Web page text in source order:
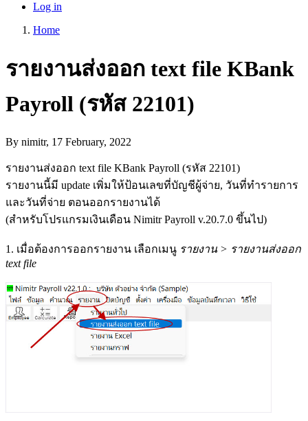
User
menu
Log in
Home
รายงานส่งออก text file KBank
Payroll (รหัส 22101)
By nimitr, 17 February, 2022
รายงานส่งออก text file KBank Payroll (รหัส 22101)
รายงานนี้มี update เพิ่มให้ป้อนเลขที่บัญชีผู้จ่าย, วันที่ทำรายการ
และวันที่จ่าย ตอนออกรายงานได้
(สำหรับโปรแกรมเงินเดือน Nimitr Payroll v.20.7.0 ขึ้นไป)
1. เมื่อต้องการออกรายงาน เลือกเมนู รายงาน > รายงานส่งออก
text file